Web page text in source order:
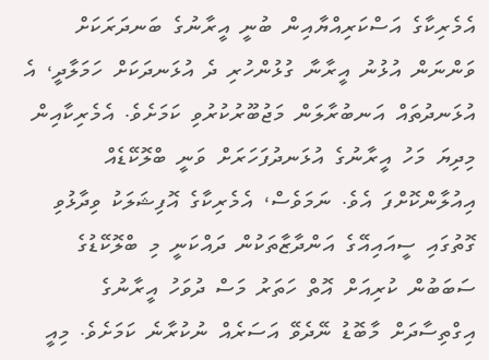
އެމެރިކާގެ އަސްކަރިއްޔާއިން ބުނީ އީރާނުގެ ބަނދަރަކަށް
ވަންނަން އުޅުނު އީރާނާ ގުޅުންހުރި ދެ އުޅަނދަކަށް ހަމަލާދީ، އެ
އުޅަނދުތައް އަނބުރާލަން މަޖުބޫރުކުރުވި ކަމަށެވެ. އެމެރިކާއިން
މިދިޔަ މަހު އީރާނުގެ އުޅަނދުފަހަރަށް ވަނީ ބްލޮކޭޑެއް
އިއުލާންކޮށްފަ އެވެ. ނަމަވެސް، އެމެރިކާގެ އޮފިޝަލަކު ވިދާޅުވި
ގޮތުގައި ސީއައިއޭގެ އަންދާޒާތަކުން ދައްކަނީ މި ބްލޮކޭޑުގެ
ސަބަބުން ކުރިއަށް އޮތް ހަތަރު މަސް ދުވަހު އީރާނުގެ
އިގްތިސާދަށް މާބޮޑު ނޭދެވޭ އަސަރެއް ނުކުރާނެ ކަމަށެވެ. މިއީ